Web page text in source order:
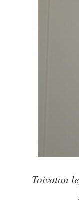
Toivotan